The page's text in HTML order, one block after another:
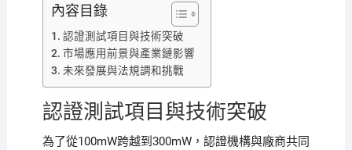
內容目錄
認證測試項目與技術突破
市場應用前景與產業鏈影響
未來發展與法規調和挑戰
認證測試項目與技術突破
為了從100mW跨越到300mW，認證機構與廠商共同